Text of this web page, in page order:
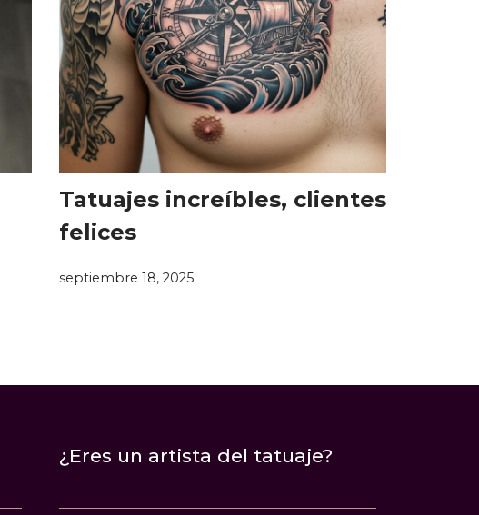
Tatuajes increíbles, clientes
felices
septiembre 18, 2025
¿Eres un artista del tatuaje?